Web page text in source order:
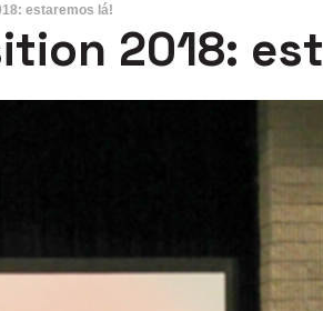
estaremos lá!
2018: